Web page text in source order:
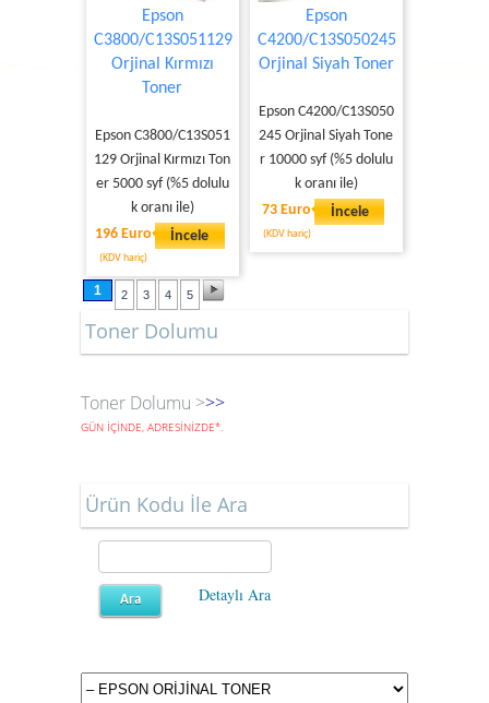
Epson
C3800/C13S051129
Orjinal Kırmızı
Toner
Epson C3800/C13S051
129 Orjinal Kırmızı Ton
er 5000 syf (%5 dolulu
k oranı ile)
196 Euro
(KDV hariç)
İncele
Epson
C4200/C13S050245
Orjinal Siyah Toner
Epson C4200/C13S050
245 Orjinal Siyah Tone
r 10000 syf (%5 dolulu
k oranı ile)
73 Euro
(KDV hariç)
İncele
1 2 3 4 5
Toner Dolumu
Toner Dolumu >>>
GÜN İÇİNDE, ADRESİNİZDE*.
Ürün Kodu İle Ara
Detaylı Ara